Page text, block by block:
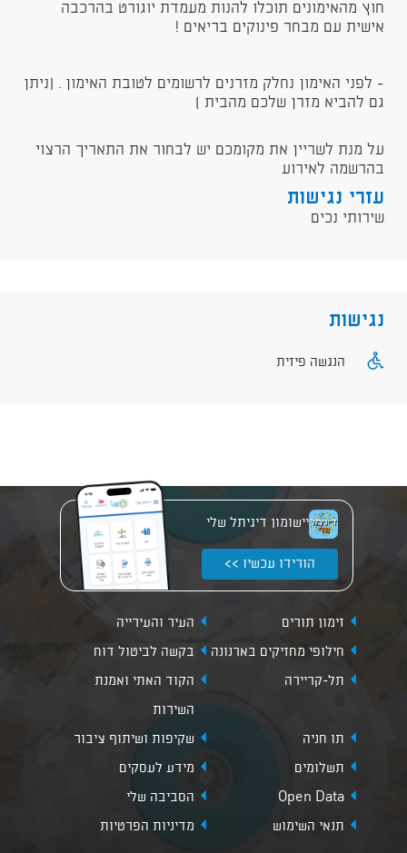
חוץ מהאימונים תוכלו להנות מעמדת יוגורט בהרכבה
אישית עם מבחר פינוקים בריאים !
- לפני האימון נחלק מזרנים לרשומים לטובת האימון . (ניתן
גם להביא מזרן שלכם מהבית )
על מנת לשריין את מקומכם יש לבחור את התאריך הרצוי
בהרשמה לאירוע
עזרי נגישות
שירותי נכים
נגישות
הנגשה פיזית
יישומון דיגיתל שלי
הורידו עכשיו >>
זימון תורים
העיר והעירייה
חילופי מחזיקים בארנונה
בקשה לביטול דוח
תל-קריירה
הקוד האתי ואמנת
השירות
תו חניה
שקיפות ושיתוף ציבור
תשלומים
מידע לעסקים
Open Data
הסביבה שלי
תנאי השימוש
מדיניות הפרטיות